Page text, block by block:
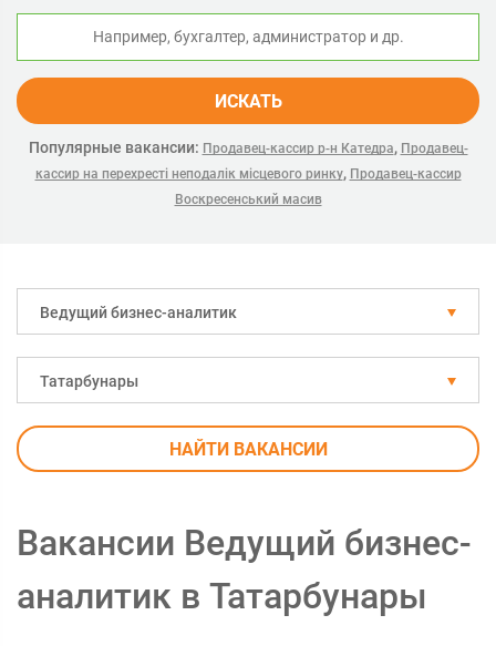
ИСКАТЬ
Популярные вакансии: Продавец-кассир р-н Катедра, Продавец-
кассир на перехресті неподалік місцевого ринку, Продавец-кассир
Воскресенський масив
Ведущий бизнес-аналитик
Татарбунары
НАЙТИ ВАКАНСИИ
Вакансии Ведущий бизнес-
аналитик в Татарбунары